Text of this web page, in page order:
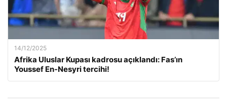
14/12/2025
Afrika Uluslar Kupası kadrosu açıklandı: Fas’ın
Youssef En-Nesyri tercihi!